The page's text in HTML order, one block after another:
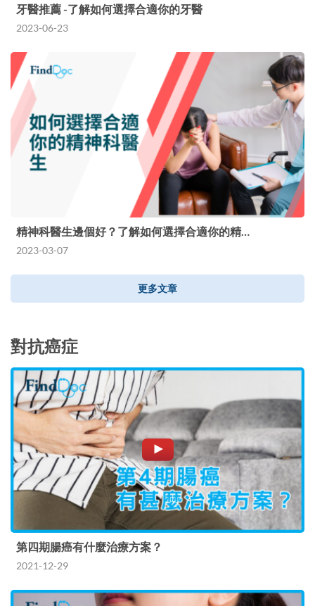
牙醫推薦 -了解如何選擇合適你的牙醫
2023-06-23
精神科醫生邊個好？了解如何選擇合適你的精…
2023-03-07
更多文章
對抗癌症
第四期腸癌有什麼治療方案？
2021-12-29